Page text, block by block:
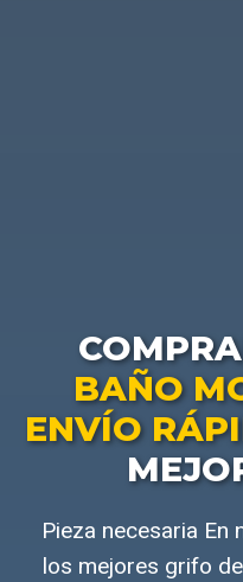
BAÑO
ENVÍO
Pieza necesaria
los mejores grifo